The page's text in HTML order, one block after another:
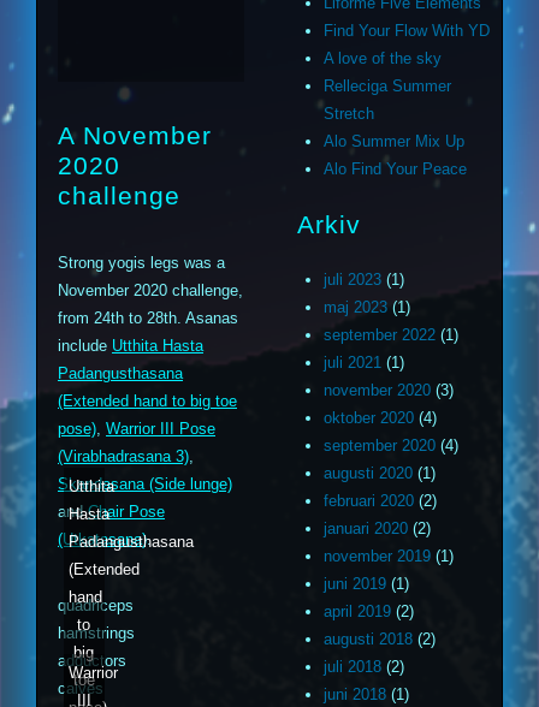
A November
2020
challenge
Strong yogis legs was a
November 2020 challenge,
from 24th to 28th. Asanas
include Utthita Hasta
Padangusthasana
(Extended hand to big toe
pose) Warrior III Pose
(Virabhadrasana 3)
Skandasana (Side lunge)
andChair Pose
(Utkatasana).
quadriceps
hamstrings
adductors
calves
Utthita
Hasta
Padangusthasana
(Extended
hand
to
big
toe
Warrior
III
Find Your Flow With YD
A love of the sky
Relleciga Summer
Stretch
Alo Summer Mix Up
Alo Find Your Peace
Arkiv
juli 2023 (1)
maj 2023 (1)
september 2022 (1)
juli 2021 (1)
november 2020 (3)
oktober 2020 (4)
september 2020 (4)
augusti 2020 (1)
februari 2020 (2)
januari 2020 (2)
november 2019 (1)
juni 2019 (1)
april 2019 (2)
augusti 2018 (2)
juli 2018 (2)
juni 2018 (1)